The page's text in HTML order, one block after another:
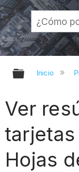
Inicio
Ver
Hojas